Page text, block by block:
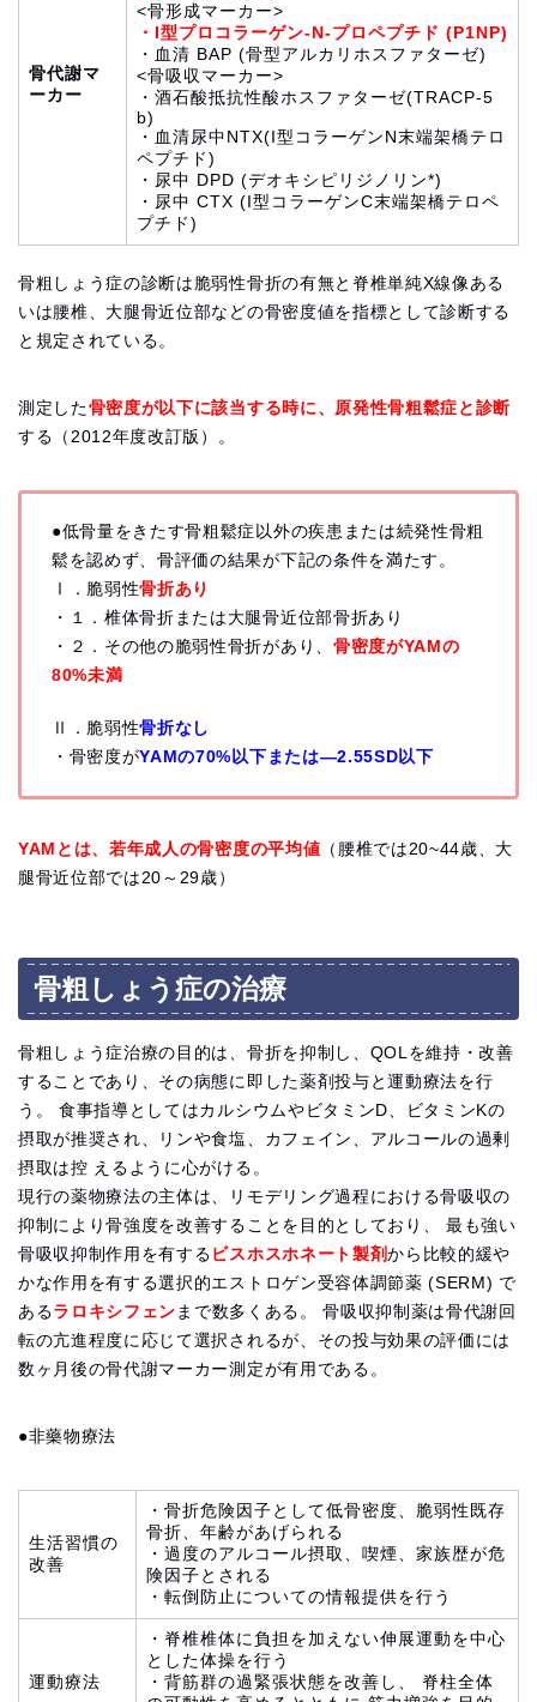
骨代謝マ
ーカー
<骨形成マーカー>
・I型プロコラーゲン-N-プロペプチド (P1NP)
・血清 BAP (骨型アルカリホスファターゼ)
<骨吸収マーカー>
・酒石酸抵抗性酸ホスファターゼ(TRACP-5
b)
・血清尿中NTX(I型コラーゲンN末端架橋テロ
ペプチド)
・尿中 DPD (デオキシピリジノリン*)
・尿中 CTX (I型コラーゲンC末端架橋テロペ
プチド)
骨粗しょう症の診断は脆弱性骨折の有無と脊椎単純X線像ある
いは腰椎、大腿骨近位部などの骨密度値を指標として診断する
と規定されている。
測定した骨密度が以下に該当する時に、原発性骨粗鬆症と診断
する（2012年度改訂版）。
●低骨量をきたす骨粗鬆症以外の疾患または続発性骨粗
鬆を認めず、骨評価の結果が下記の条件を満たす。
Ⅰ．脆弱性骨折あり
・１．椎体骨折または大腿骨近位部骨折あり
・２．その他の脆弱性骨折があり、 骨密度がYAMの
80%未満
Ⅱ．脆弱性骨折なし
・骨密度がYAMの70%以下または―2.55SD以下
YAMとは、若年成人の骨密度の平均値 （腰椎では20~44歳、大
腿骨近位部では20～29歳）
骨粗しょう症の治療
骨粗しょう症治療の目的は、骨折を抑制し、QOLを維持・改善
することであり、その病態に即した薬剤投与と運動療法を行
う。 食事指導としてはカルシウムやビタミンD、ビタミンKの
摂取が推奨され、リンや食塩、カフェイン、アルコールの過剰
摂取は控 えるように心がける。
現行の薬物療法の主体は、リモデリング過程における骨吸収の
抑制により骨強度を改善することを目的としており、 最も強い
骨吸収抑制作用を有する ビスホスホネート製剤から比較的緩や
かな作用を有する選択的エストロゲン受容体調節薬 (SERM) で
あるラロキシフェン まで数多くある。 骨吸収抑制薬は骨代謝回
転の亢進程度に応じて選択されるが、その投与効果の評価には
数ヶ月後の骨代謝マーカー測定が有用である。
●非藥物療法
生活習慣の
改善
・骨折危険因子として低骨密度、脆弱性既存
骨折、年齢があげられる
・過度のアルコール摂取、喫煙、家族歴が危
険因子とされる
・転倒防止についての情報提供を行う
運動療法
・脊椎椎体に負担を加えない伸展運動を中心
とした体操を行う
・背筋群の過緊張状態を改善し、 脊柱全体